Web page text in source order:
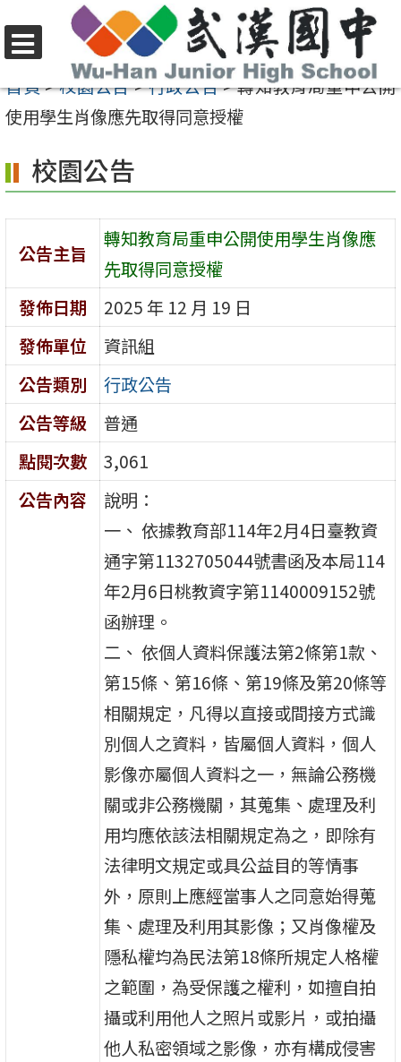
至
要
容
區
選
單
首頁>校園公告>行政公告>轉知教育局重申公開
使用學生肖像應先取得同意授權
校園公告
公告主旨
轉知教育局重申公開使用學生肖像應
先取得同意授權
發佈日期
2025 年 12 月 19 日
發佈單位
資訊組
公告類別
行政公告
公告等級
普通
點閱次數
3,061
公告內容
說明：
一、 依據教育部114年2月4日臺教資
通字第1132705044號書函及本局114
年2月6日桃教資字第1140009152號
函辦理。
二、 依個人資料保護法第2條第1款、
第15條、第16條、第19條及第20條等
相關規定，凡得以直接或間接方式識
別個人之資料，皆屬個人資料，個人
影像亦屬個人資料之一，無論公務機
關或非公務機關，其蒐集、處理及利
用均應依該法相關規定為之，即除有
法律明文規定或具公益目的等情事
外，原則上應經當事人之同意始得蒐
集、處理及利用其影像；又肖像權及
隱私權均為民法第18條所規定人格權
之範圍，為受保護之權利，如擅自拍
攝或利用他人之照片或影片，或拍攝
他人私密領域之影像，亦有構成侵害